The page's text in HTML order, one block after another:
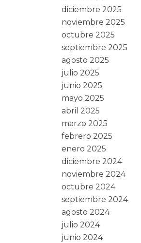
diciembre 2025
noviembre 2025
octubre 2025
septiembre 2025
agosto 2025
julio 2025
junio 2025
mayo 2025
abril 2025
marzo 2025
febrero 2025
enero 2025
diciembre 2024
noviembre 2024
octubre 2024
septiembre 2024
agosto 2024
julio 2024
junio 2024